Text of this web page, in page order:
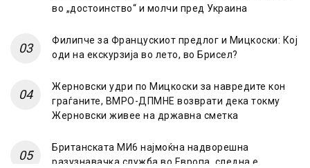
во „достоинство“ и молчи пред Украина
Филипче за Францускиот предлог и Мицкоски: Кој
оди на екскурзија во лето, во Брисел?
Жерновски удри по Мицкоски за навредите кон
граѓаните, ВМРО-ДПМНЕ возврати дека токму
Жерновски живее на државна сметка
Британската МИ6 најмоќна надворешна
разузнавачка служба во Европа, следна е